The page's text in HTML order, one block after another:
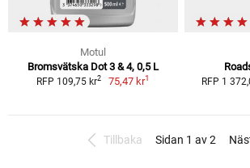
Motul
Bromsvätska Dot 3 & 4, 0,5 L
RFP 109,75 kr2 75,47 kr1 RFP 1
Tillbaka Sidan 1 av 2